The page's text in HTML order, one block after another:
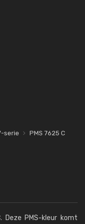
serie PMS 7625 C
. Deze PMS-kleur komt